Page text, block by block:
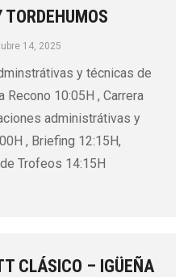
TORDEHUMOS
14, 2025
y técnicas de
Recono 10:05H , Carrera
administrátivas y
, Briefing 12:15H,
Trofeos 14:15H
CLÁSICO – IGÜEÑA